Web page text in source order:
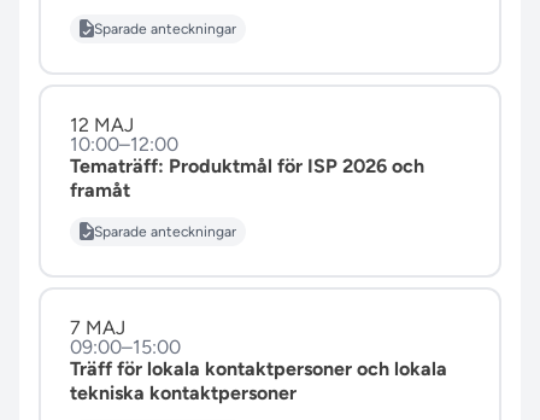
Sparade anteckningar
12 MAJ
10:00–12:00
Tematräff: Produktmål för ISP 2026 och
framåt
Sparade anteckningar
7 MAJ
09:00–15:00
Träff för lokala kontaktpersoner och lokala
tekniska kontaktpersoner